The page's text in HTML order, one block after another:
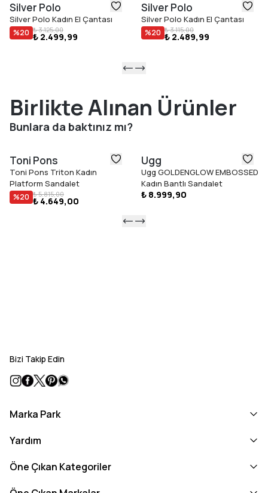
Silver Polo
Silver Polo Kadın El Çantası
%20 ₺ 3.125,00
₺ 2.499,99
Silver Polo
Silver Polo Kadın El Çantası
%20 ₺ 3.115,00
₺ 2.489,99
Birlikte Alınan Ürünler
Bunlara da baktınız mı?
Toni Pons
Toni Pons Triton Kadın
Platform Sandalet
%20 ₺ 5.815,00
₺ 4.649,00
Ugg
Ugg GOLDENGLOW EMBOSSED
Kadın Bantlı Sandalet
₺ 8.999,90
Bizi Takip Edin
Marka Park
Yardım
Öne Çıkan Kategoriler